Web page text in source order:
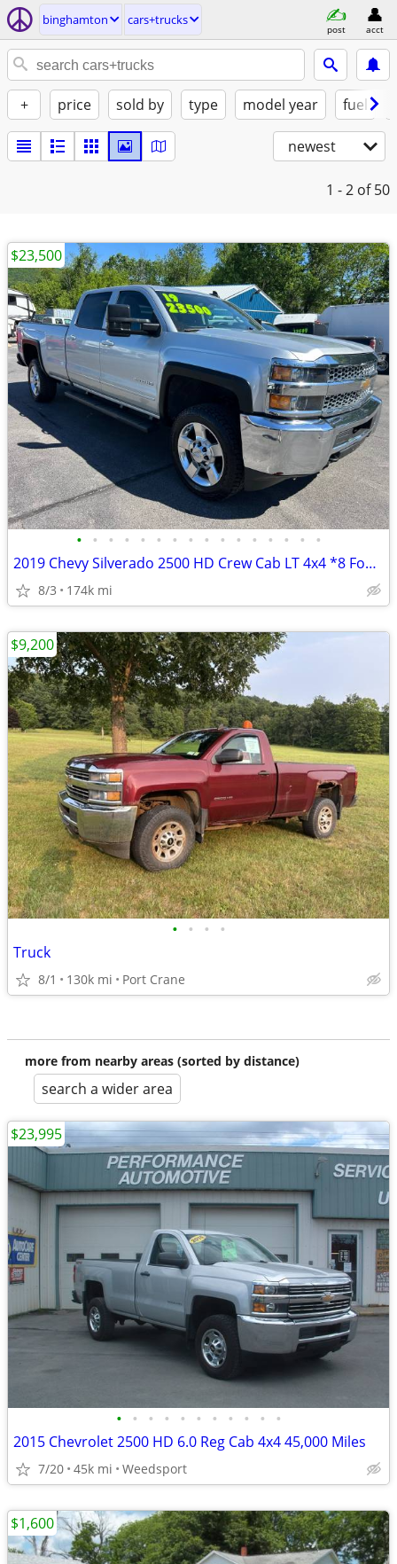
binghamton cars+trucks
post acct
+ price sold by type model year fuel
newest
1 - 2 of 50
• • • • • • • • • • • • • • • •
2019 Chevy Silverado 2500 HD Crew Cab LT 4x4 *8 Foot Box*
8/3 174k mi
$23,500
• • • •
Truck
8/1 130k mi Port Crane
$9,200
more from nearby areas (sorted by distance)
search a wider area
• • • • • • • • • • •
2015 Chevrolet 2500 HD 6.0 Reg Cab 4x4 45,000 Miles
7/20 45k mi Weedsport
$23,995
$1,600